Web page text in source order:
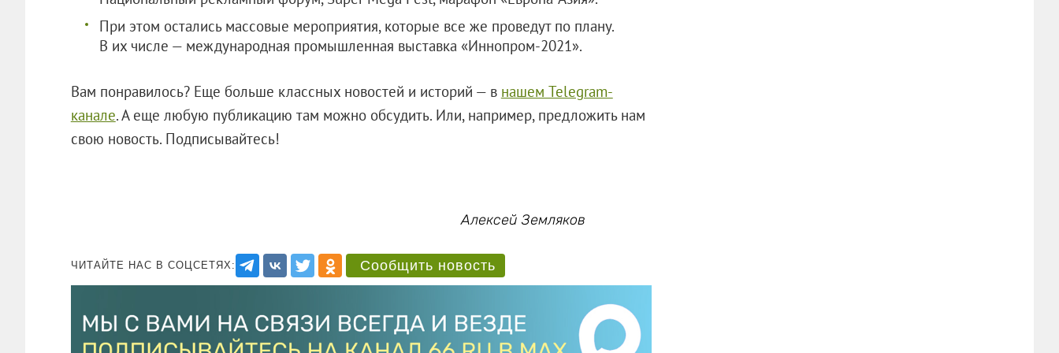
При этом остались массовые мероприятия, которые все же проведут по плану.
В их числе — международная промышленная выставка «Иннопром-2021».
Вам понравилось? Еще больше классных новостей и историй — в нашем Telegram-
канале. А еще любую публикацию там можно обсудить. Или, например, предложить нам
свою новость. Подписывайтесь!
Алексей Земляков
ЧИТАЙТЕ НАС В СОЦСЕТЯХ: Сообщить новость